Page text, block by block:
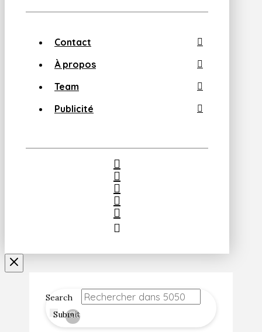
Contact
À propos
Team
Publicité
Search
Submit
Clear